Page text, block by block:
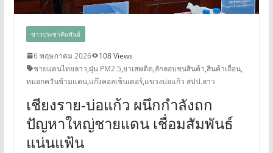
ข่าวประชาสัมพันธ์
6 พฤษภาคม 2026
108 Views
ชายแดนไทยลาว,ฝุ่น PM2.5,ยาเสพติด,ลักลอบขนสินค้า,สินค้าเถื่อน,
หมอกควันข้ามแดน,แก๊งคอลเซ็นเตอร์,แขวงบ่อแก้ว สปป.ลาว
เชียงราย-บ่อแก้ว ผนึกกำลังถก
ปัญหาใหญ่ชายแดน เชื่อมสัมพันธ์
แน่นแฟ้น